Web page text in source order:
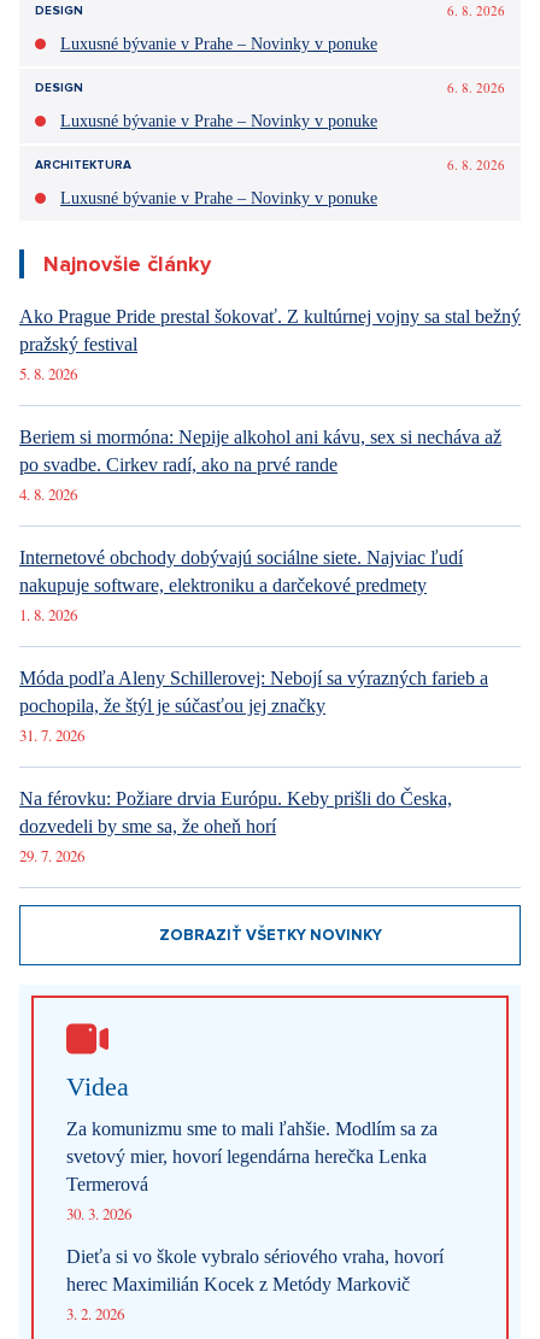
DESIGN
6. 8. 2026
Luxusné bývanie v Prahe – Novinky v ponuke
DESIGN
6. 8. 2026
Luxusné bývanie v Prahe – Novinky v ponuke
ARCHITEKTURA
6. 8. 2026
Luxusné bývanie v Prahe – Novinky v ponuke
Najnovšie články
Ako Prague Pride prestal šokovať. Z kultúrnej vojny sa stal bežný
pražský festival
5. 8. 2026
Beriem si mormóna: Nepije alkohol ani kávu, sex si necháva až
po svadbe. Cirkev radí, ako na prvé rande
4. 8. 2026
Internetové obchody dobývajú sociálne siete. Najviac ľudí
nakupuje software, elektroniku a darčekové predmety
1. 8. 2026
Móda podľa Aleny Schillerovej: Nebojí sa výrazných farieb a
pochopila, že štýl je súčasťou jej značky
31. 7. 2026
Na férovku: Požiare drvia Európu. Keby prišli do Česka,
dozvedeli by sme sa, že oheň horí
29. 7. 2026
ZOBRAZIŤ VŠETKY NOVINKY
Videa
Za komunizmu sme to mali ľahšie. Modlím sa za
svetový mier, hovorí legendárna herečka Lenka
Termerová
30. 3. 2026
Dieťa si vo škole vybralo sériového vraha, hovorí
herec Maximilián Kocek z Metódy Markovič
3. 2. 2026